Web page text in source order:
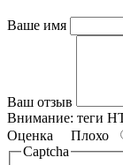
Ваше имя
Ваш отзыв
Внимание: теги
Оценка Плохо
Captcha